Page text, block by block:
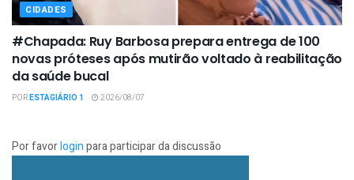
CIDADES
#Chapada: Ruy Barbosa prepara entrega de 100
novas próteses após mutirão voltado à reabilitação
da saúde bucal
PORESTAGIÁRIO 1 2026/08/07
Por favorloginpara participar da discussão